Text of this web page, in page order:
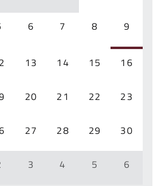
6 7 8 9
13 14 15 16
20 21 22 23
27 28 29 30
3 4 5 6